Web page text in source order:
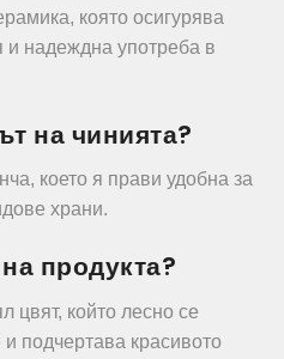
която осигурява
и надеждна употреба в
на чинията?
което я прави удобна за
храни.
продукта?
цвят, който лесно се
подчертава красивото